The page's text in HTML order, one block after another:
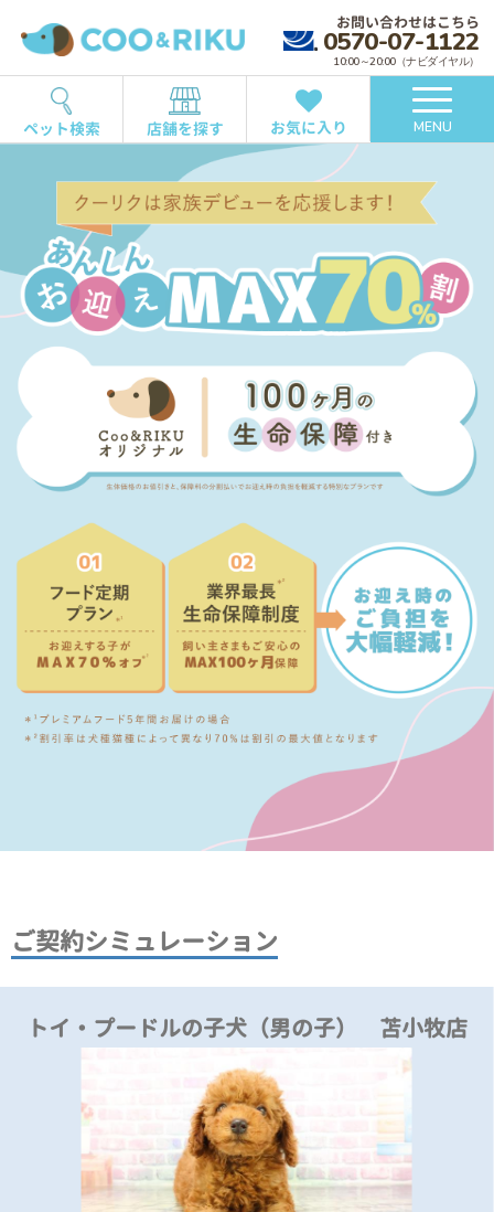
お問い合わせはこちら
0570-07-1122
10:00～20:00（ナビダイヤル）
ペット検索 店舗を探す お気に入り MENU
ご契約シミュレーション
トイ・プードルの子犬（男の子） 苫小牧店